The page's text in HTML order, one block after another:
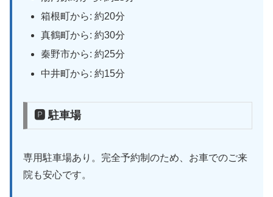
箱根町から: 約20分
真鶴町から: 約30分
秦野市から: 約25分
中井町から: 約15分
🅿 駐車場
専用駐車場あり。完全予約制のため、お車でのご来
院も安心です。